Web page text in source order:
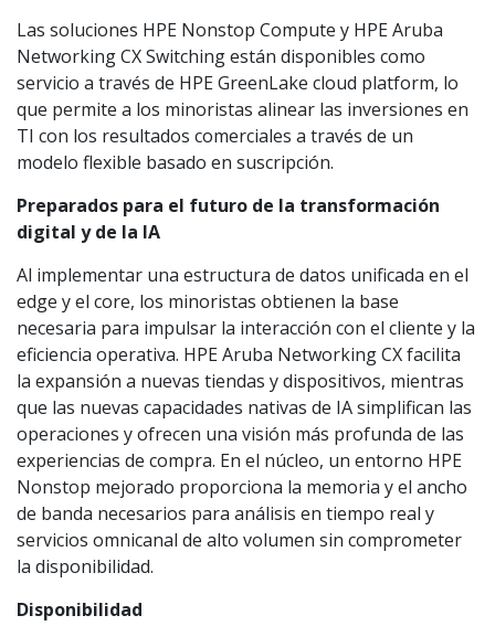
Las soluciones HPE Nonstop Compute y HPE Aruba
Networking CX Switching están disponibles como
servicio a través de HPE GreenLake cloud platform, lo
que permite a los minoristas alinear las inversiones en
TI con los resultados comerciales a través de un
modelo flexible basado en suscripción.
Preparados para el futuro de la transformación
digital y de la IA
Al implementar una estructura de datos unificada en el
edge y el core, los minoristas obtienen la base
necesaria para impulsar la interacción con el cliente y la
eficiencia operativa. HPE Aruba Networking CX facilita
la expansión a nuevas tiendas y dispositivos, mientras
que las nuevas capacidades nativas de IA simplifican las
operaciones y ofrecen una visión más profunda de las
experiencias de compra. En el núcleo, un entorno HPE
Nonstop mejorado proporciona la memoria y el ancho
de banda necesarios para análisis en tiempo real y
servicios omnicanal de alto volumen sin comprometer
la disponibilidad.
Disponibilidad